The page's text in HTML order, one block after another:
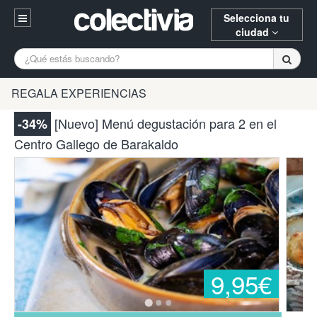
Selecciona tu
ciudad
Entrar
94 652 38 15 (L-V 10:30-15:00)
¿Necesitas ayuda? Escríbenos
A Coruña Alicante
Bilbao Burgos Donostia
Gijón Huesca
Madrid Oviedo Palencia
Pamplona Santander Tarragona
Valencia Vitoria Zaragoza
REGALA EXPERIENCIAS
-34% [Nuevo] Menú degustación para 2 en el
Centro Gallego de Barakaldo
9,95€